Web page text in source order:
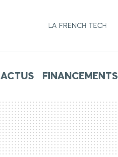
LA FRENCH TECH
ACTUS FINANCEMENTS